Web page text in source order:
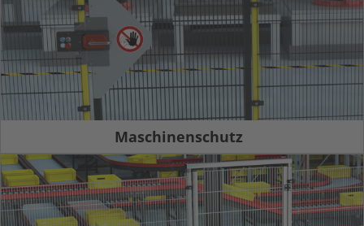
Maschinenschutz